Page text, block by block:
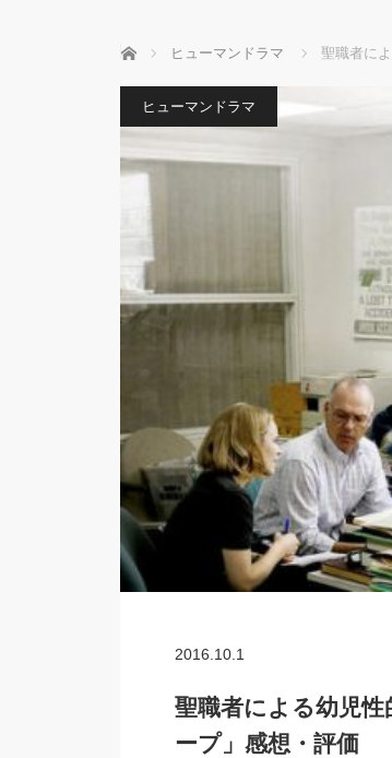
ホーム ヒューマンドラマ 聖職者に
ヒューマンドラマ
2016.10.1
聖職者による幼児
ープ」感想・評価